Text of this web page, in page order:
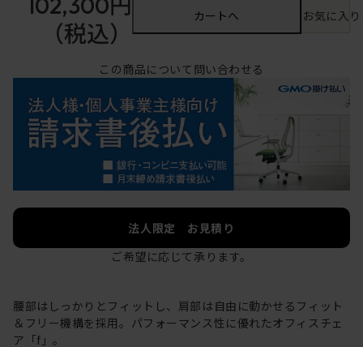
（税込）
カートへ お気に入
この商品について問い合わせる
法人限定 お見積り
ご希望に応じて承ります。
腰部はしっかりとフィットし、肩部は自由に動かせるフィット
＆フリー機構を採用。パフォーマンス性に優れたオフィスチェ
ア「f」。